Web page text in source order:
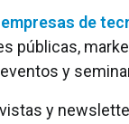
de
públicas,
y
y